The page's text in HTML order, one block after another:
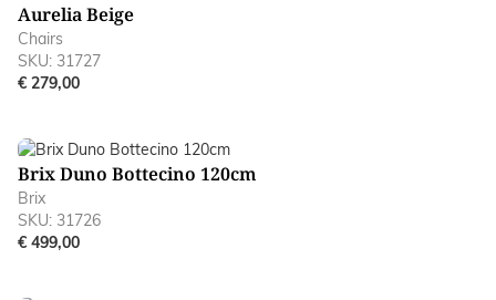
Aurelia Beige
Chairs
SKU: 31727
€ 279,00
Brix Duno Bottecino 120cm
Brix
SKU: 31726
€ 499,00